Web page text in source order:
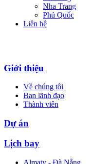
Nha Trang
Phú Quốc
Liên hệ
Giới thiệu
Về chúng tôi
Ban lãnh đạo
Thành viên
Dự án
Lịch bay
Almaty - Đà Nẵng